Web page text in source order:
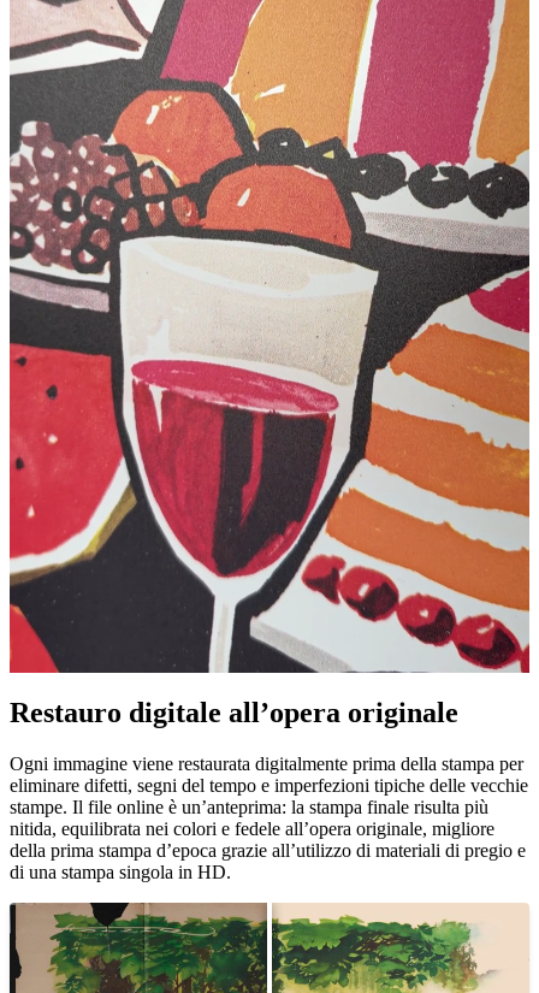
Restauro digitale all’opera originale
Ogni immagine viene restaurata digitalmente prima della stampa per
eliminare difetti, segni del tempo e imperfezioni tipiche delle vecchie
stampe. Il file online è un’anteprima: la stampa finale risulta più
nitida, equilibrata nei colori e fedele all’opera originale, migliore
della prima stampa d’epoca grazie all’utilizzo di materiali di pregio e
di una stampa singola in HD.